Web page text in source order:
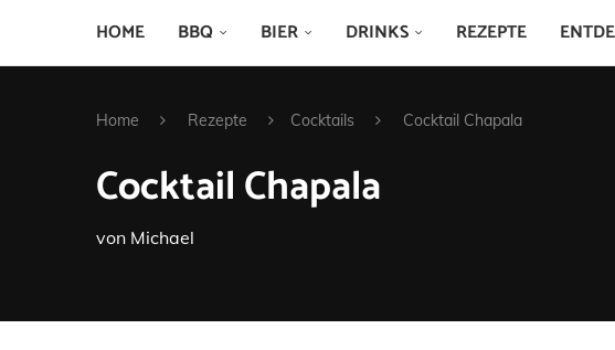
HOME BBQ BIER DRINKS REZEPTE
Home Rezepte Cocktails Cocktail Chapala
Cocktail Chapala
von Michael